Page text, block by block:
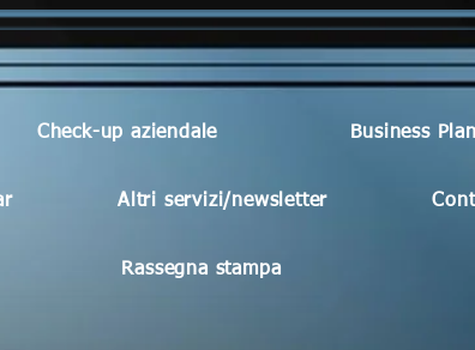
Check-up aziendale Business
Altri servizi/newsletter
Rassegna stampa